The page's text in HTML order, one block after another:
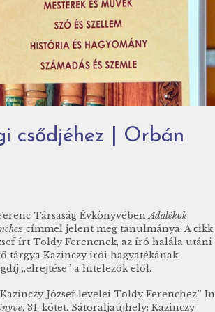
csődjéhez | Orbán
Társaság ÉvkönyvébenAdalékok
címmel jelent meg tanulmánya. A cikk
írt Toldy Ferencnek, az író halála utáni
tárgya Kazinczy írói hagyatékának
„elrejtése” a hitelezők elől.
József levelei Toldy Ferenchez.” In
, 31. kötet. Sátoraljaújhely: Kazinczy